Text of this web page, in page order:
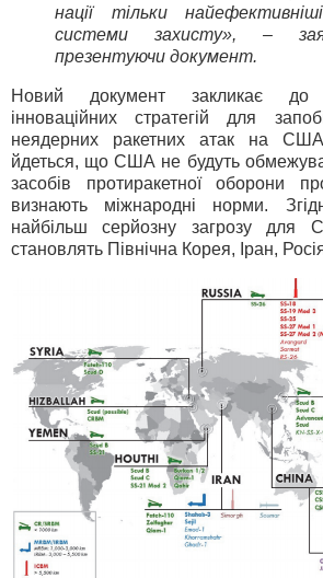
нації тільки
системи захисту», –
презентуючи документ.
Новий документ закликає до
інноваційних стратегій для
неядерних ракетних атак на
йдеться, що США не будуть
засобів протиракетної оборони
визнають міжнародні норми.
найбільш серйозну загрозу для
становлять Північна Корея, Іран,